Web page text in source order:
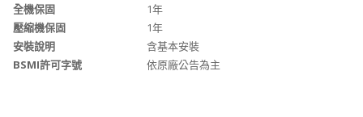
全機保固
1年
壓縮機保固
1年
安裝說明
含基本安裝
BSMI許可字號
依原廠公告為主